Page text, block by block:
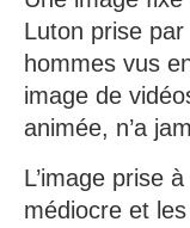
Luton prise
hommes vus
image de
animée, n’a
L’image prise
médiocre et